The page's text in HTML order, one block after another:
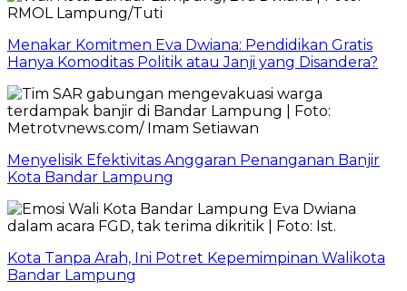
Menakar Komitmen Eva Dwiana: Pendidikan Gratis
Hanya Komoditas Politik atau Janji yang Disandera?
Menyelisik Efektivitas Anggaran Penanganan Banjir
Kota Bandar Lampung
Kota Tanpa Arah, Ini Potret Kepemimpinan Walikota
Bandar Lampung